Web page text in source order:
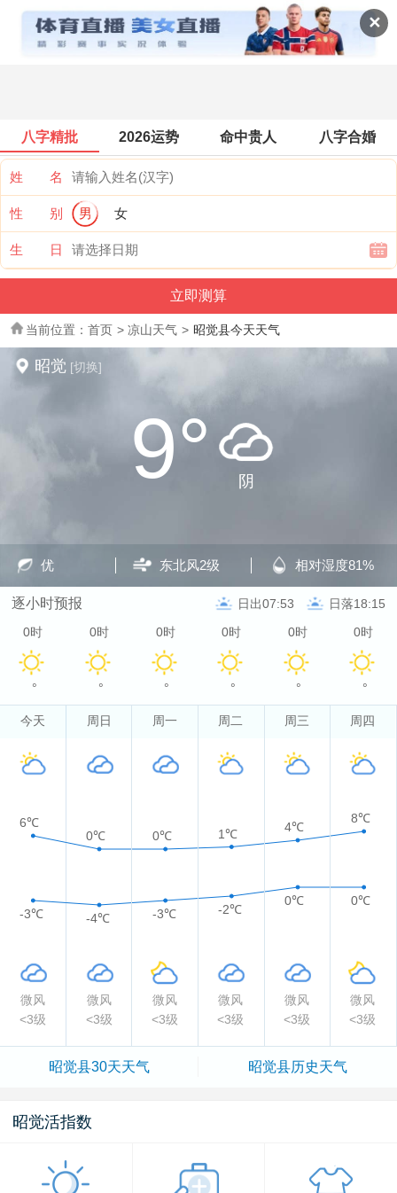
✕
全国天气
八字精批 2026运势 命中贵人 八字合婚
姓 名
性 别 男 女
生 日
当前位置： 首页 > 凉山天气 > 昭觉县今天天气
昭觉 [切换]
9° 阴
优 东北风2级 相对湿度81%
逐小时预报 日出07:53 日落18:15
0时
°
0时
°
0时
°
0时
°
0时
°
0时
°
今天 周日 周一 周二 周三 周四
6℃
0℃
0℃ 1℃ 4℃
8℃
-3℃ -4℃ -3℃ -2℃
0℃ 0℃
微风 微风 微风 微风 微风
微风
<3级
<3级 <3级 <3级 <3级 <3级
昭觉县30天天气 昭觉县历史天气
昭觉活指数